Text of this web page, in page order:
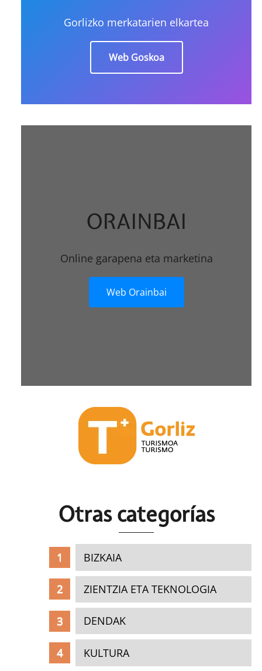
Gorlizko merkatarien elkartea
Web Goskoa
ORAINBAI
Online garapena eta marketina
Web Orainbai
Otras categorías
BIZKAIA
ZIENTZIA ETA TEKNOLOGIA
DENDAK
KULTURA